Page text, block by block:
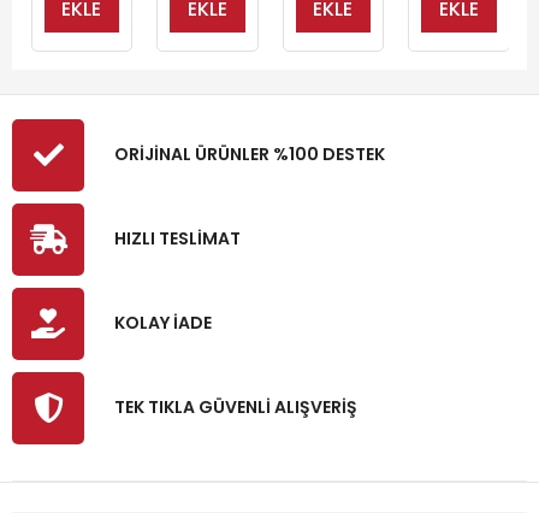
EKLE
EKLE
EKLE
EKLE
ORİJİNAL ÜRÜNLER %100 DESTEK
HIZLI TESLİMAT
KOLAY İADE
TEK TIKLA GÜVENLİ ALIŞVERİŞ